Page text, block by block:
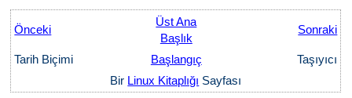
Önceki
Üst Ana
Başlık
Sonraki
Tarih Biçimi Başlangıç
Taşıyıcı
Bir Linux Kitaplığı Sayfası